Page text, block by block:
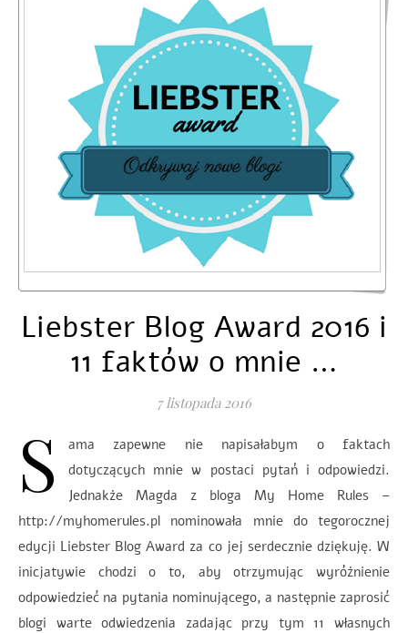
Liebster Blog Award 2016 i
11 faktów o mnie …
7 listopada 2016
S
ama zapewne nie napisałabym o faktach
dotyczących mnie w postaci pytań i odpowiedzi.
Jednakże Magda z bloga My Home Rules –
http://myhomerules.pl nominowała mnie do tegorocznej
edycji Liebster Blog Award za co jej serdecznie dziękuję. W
inicjatywie chodzi o to, aby otrzymując wyróżnienie
odpowiedzieć na pytania nominującego, a następnie zaprosić
blogi warte odwiedzenia zadając przy tym 11 własnych